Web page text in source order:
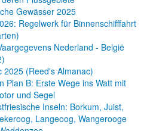
Gewässer 2025
Regelwerk für Binnenschifffahrt
Nederland - België
2025 (Reed's Almanac)
Plan B: Erste Wege ins Watt mit
und Segel
Inseln: Borkum, Juist,
Langeoog, Wangerooge